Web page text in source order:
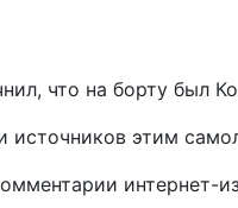
что на борту был
этим
интернет-